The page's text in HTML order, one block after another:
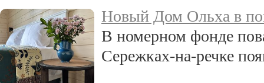
Новый Дом Ольха в
В номерном фонде
Сережках-на-речке